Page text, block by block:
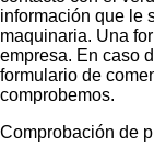
información que le
maquinaria. Una
empresa. En caso
formulario de
comprobemos.
Comprobación de